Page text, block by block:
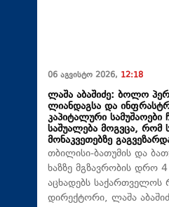
06 აგვისტო 2026, 12:18
ლაშა აბაშიძე: ბოლო
ლიანდაგსა და
კაპიტალური
საშუალება მოგვცა, რომ
მონაკვეთებზე
თბილისი-ბათუმის და
ხაზზე მგზავრობის დრო
აცხადებს საქართველოს
დირექტორი, ლაშა